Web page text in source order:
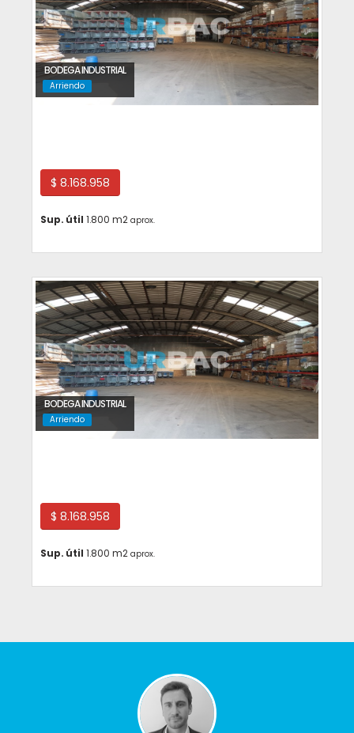
BODEGA INDUSTRIAL
Arriendo
$ 8.168.958
Sup. útil 1.800 m2 aprox.
BODEGA INDUSTRIAL
Arriendo
$ 8.168.958
Sup. útil 1.800 m2 aprox.